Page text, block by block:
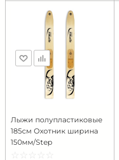
Лыжи полупластиковые
185см Охотник ширина
150мм/Step
☆ ☆ ☆ ☆ ☆
★ ★ ★ ★ ★